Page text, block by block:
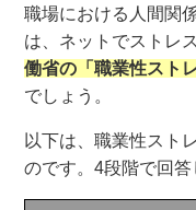
職場における人間関
は、ネットでストレ
働省の「職業性スト
でしょう。
以下は、職業性スト
のです。4段階で回答